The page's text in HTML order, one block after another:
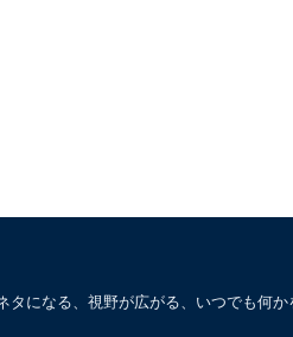
になる、視野が広がる、いつでも何か